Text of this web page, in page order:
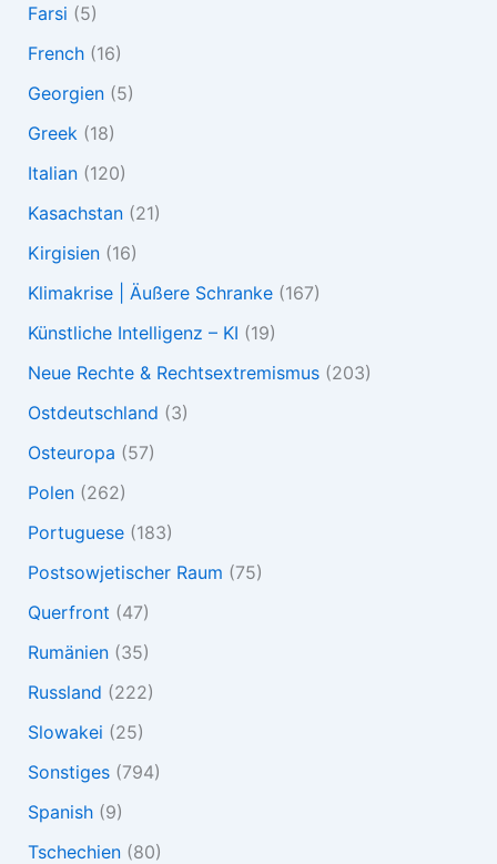
Farsi (5)
French(16)
Georgien(5)
Greek (18)
Italian(120)
Kasachstan(21)
Kirgisien(16)
Klimakrise | Äußere Schranke(167)
Künstliche Intelligenz – KI (19)
Neue Rechte & Rechtsextremismus(203)
Ostdeutschland (3)
Osteuropa (57)
Polen(262)
Portuguese(183)
Postsowjetischer Raum (75)
Querfront (47)
Rumänien(35)
Russland (222)
Slowakei (25)
Sonstiges(794)
Spanish(9)
Tschechien(80)